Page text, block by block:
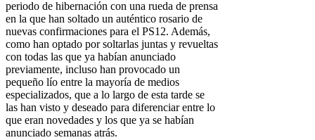
periodo de hibernación con una rueda de prensa
en la que han soltado un auténtico rosario de
nuevas confirmaciones para el PS12. Además,
como han optado por soltarlas juntas y revueltas
con todas las que ya habían anunciado
previamente, incluso han provocado un
pequeño lío entre la mayoría de medios
especializados, que a lo largo de esta tarde se
las han visto y deseado para diferenciar entre lo
que eran novedades y los que ya se habían
anunciado semanas atrás.